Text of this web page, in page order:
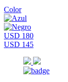
Color
USD 180
USD 145